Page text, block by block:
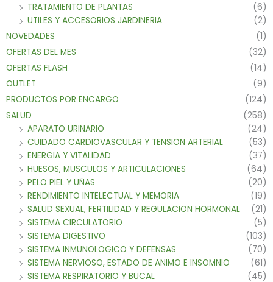
TRATAMIENTO DE PLANTAS
(6)
UTILES Y ACCESORIOS JARDINERIA
(2)
NOVEDADES
(1)
OFERTAS DEL MES
(32)
OFERTAS FLASH
(14)
OUTLET
(9)
PRODUCTOS POR ENCARGO
(124)
SALUD
(258)
APARATO URINARIO
(24)
CUIDADO CARDIOVASCULAR Y TENSION ARTERIAL
(53)
ENERGIA Y VITALIDAD
(37)
HUESOS, MUSCULOS Y ARTICULACIONES
(64)
PELO PIEL Y UÑAS
(20)
RENDIMIENTO INTELECTUAL Y MEMORIA
(19)
SALUD SEXUAL, FERTILIDAD Y REGULACION HORMONAL
(21)
SISTEMA CIRCULATORIO
(5)
SISTEMA DIGESTIVO
(103)
SISTEMA INMUNOLOGICO Y DEFENSAS
(70)
SISTEMA NERVIOSO, ESTADO DE ANIMO E INSOMNIO
(61)
SISTEMA RESPIRATORIO Y BUCAL
(45)